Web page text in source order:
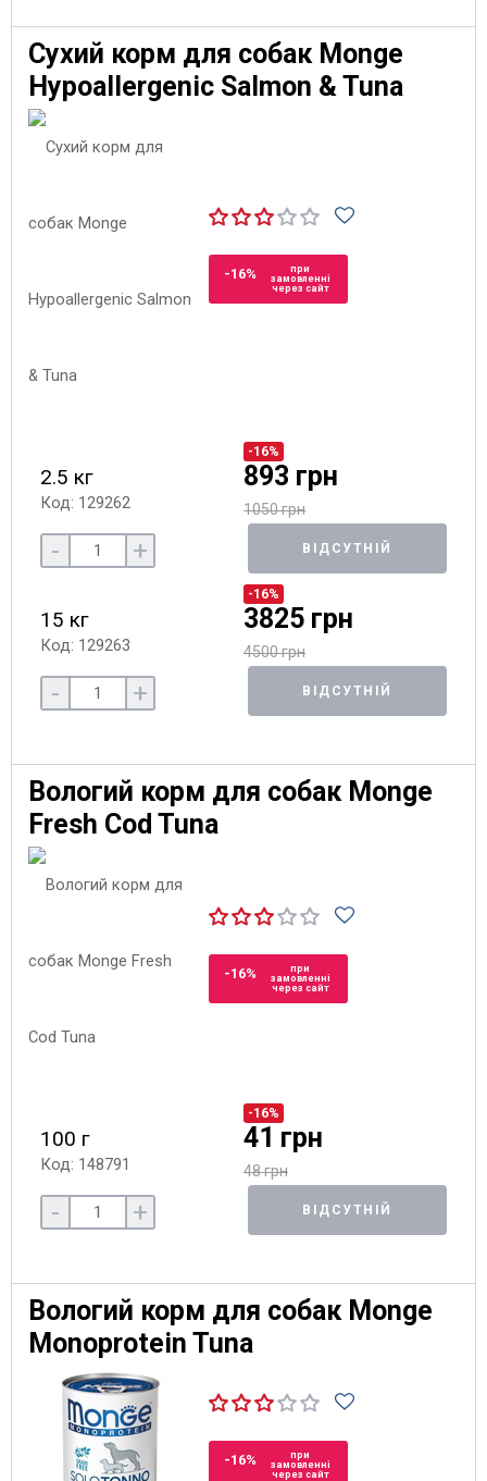
Сухий корм для собак Monge
Hypoallergenic Salmon & Tuna
-16%
при
замовленні
через сайт
2.5 кг
Код: 129262
-16%
893 грн
1050 грн
- + ВІДСУТНІЙ
15 кг
Код: 129263
-16%
3825 грн
4500 грн
- + ВІДСУТНІЙ
Вологий корм для собак Monge
Fresh Cod Tuna
-16%
при
замовленні
через сайт
100 г
Код: 148791
-16%
41 грн
48 грн
- + ВІДСУТНІЙ
Вологий корм для собак Monge
Monoprotein Tuna
-16%
при
замовленні
через сайт